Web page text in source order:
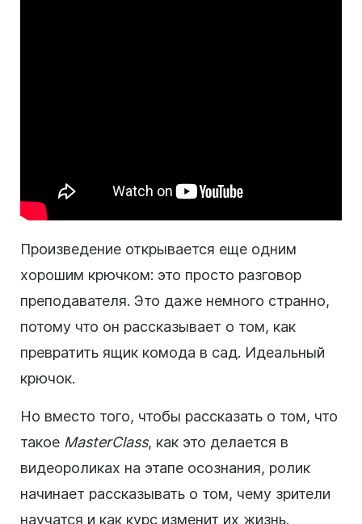
Произведение открывается еще одним
хорошим крючком: это просто разговор
преподавателя. Это даже немного странно,
потому что он рассказывает о том, как
превратить ящик комода в сад. Идеальный
крючок.
Но вместо того, чтобы рассказать о том, что
такое MasterClass, как это делается в
видеороликах на этапе осознания, ролик
начинает рассказывать о том, чему зрители
научатся и как курс изменит их жизнь.